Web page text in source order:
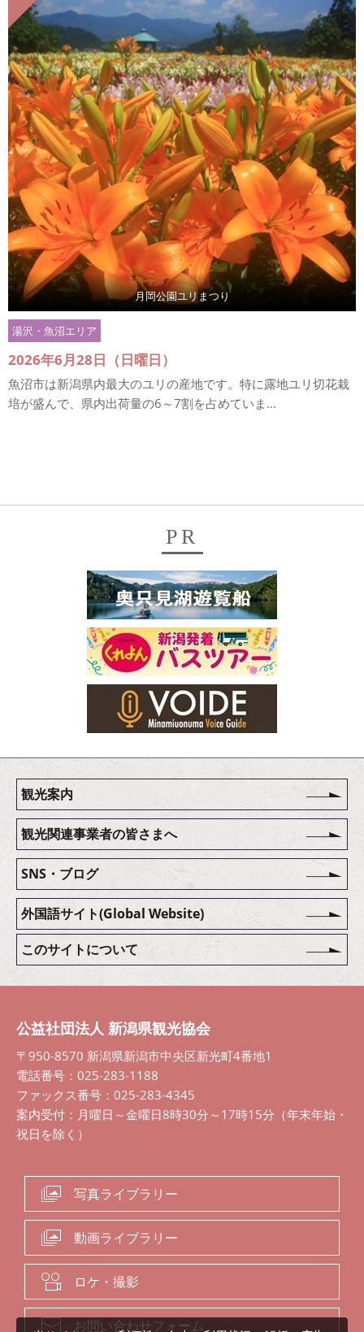
月岡公園ユリまつり
湯沢・魚沼エリア
2026年6月28日（日曜日）
魚沼市は新潟県内最大のユリの産地です。特に露地ユリ切花栽
培が盛んで、県内出荷量の6～7割を占めていま...
PR
観光案内
観光関連事業者の皆さまへ
SNS・ブログ
外国語サイト(Global Website)
このサイトについて
公益社団法人 新潟県観光協会
〒950-8570 新潟県新潟市中央区新光町4番地1
電話番号：025-283-1188
ファックス番号：025-283-4345
案内受付：月曜日～金曜日8時30分～17時15分（年末年始・
祝日を除く）
写真ライブラリー
動画ライブラリー
ロケ・撮影
お問い合わせフォーム